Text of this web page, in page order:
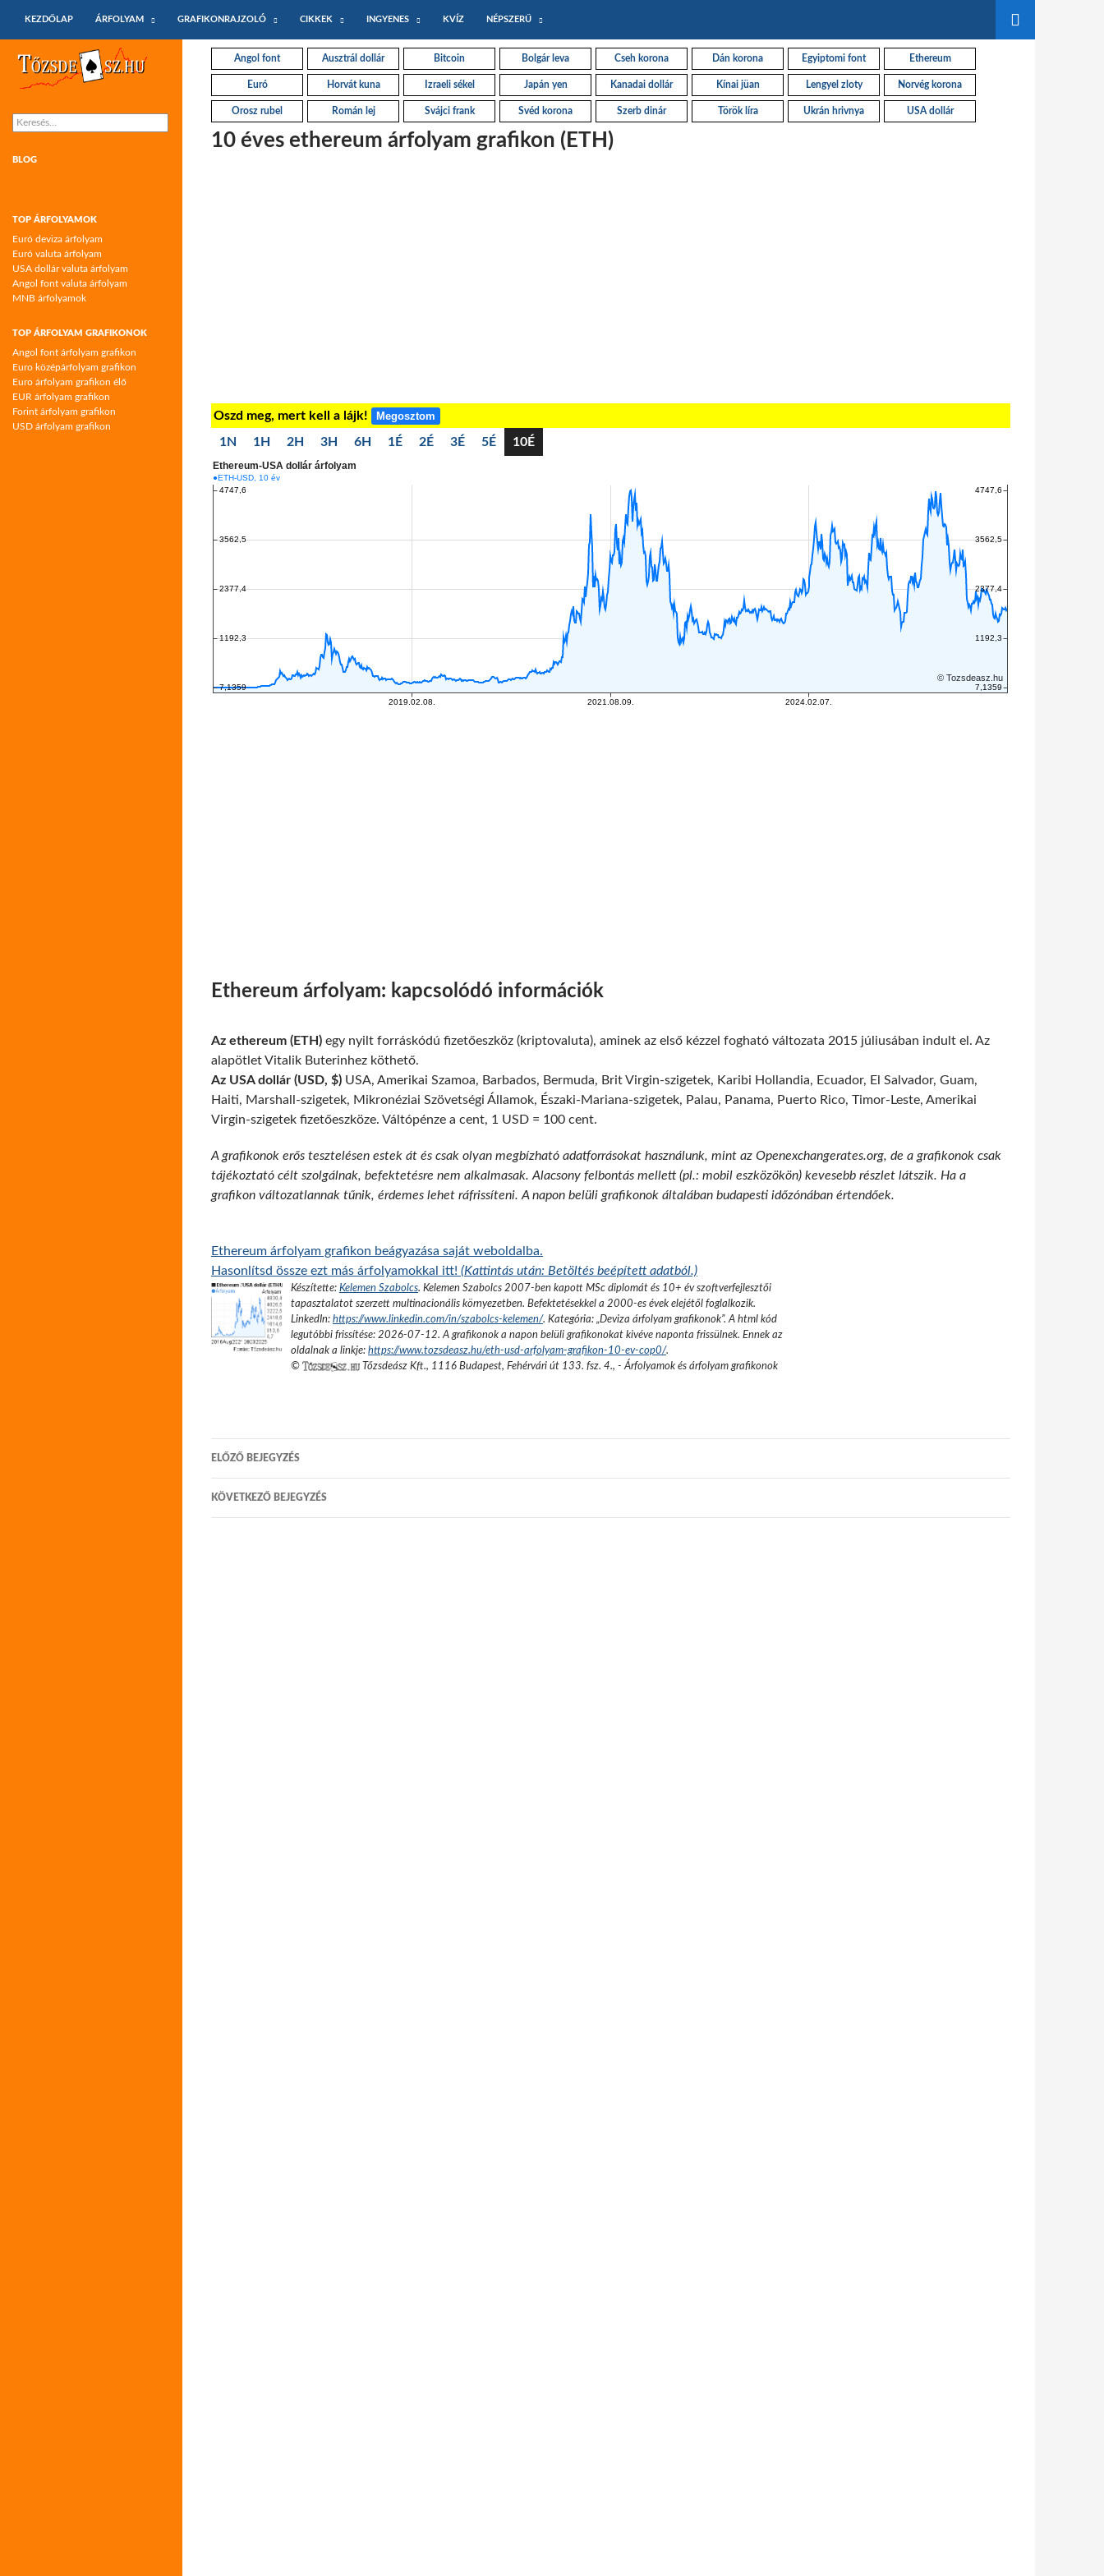
KEZDŐLAP
ÁRFOLYAM GRAFIKONRAJZOLÓ CIKKEK INGYENES KVÍZ NÉPSZERŰ
10 éves ethereum árfolyam grafikon (ETH)
Oszd meg, mert kell a lájk! Megosztom
1N 1H 2H 3H 6H 1É 2É 3É 5É 10É
Ethereum árfolyam: kapcsolódó információk
Az ethereum (ETH) egy nyilt forráskódú fizetőeszköz (kriptovaluta), aminek az első kézzel fogható változata 2015 júliusában indult el. Az
alapötlet Vitalik Buterinhez köthető.
Az USA dollár (USD, $) USA, Amerikai Szamoa, Barbados, Bermuda, Brit Virgin-szigetek, Karibi Hollandia, Ecuador, El Salvador, Guam,
Haiti, Marshall-szigetek, Mikronéziai Szövetségi Államok, Északi-Mariana-szigetek, Palau, Panama, Puerto Rico, Timor-Leste, Amerikai
Virgin-szigetek fizetőeszköze. Váltópénze a cent, 1 USD = 100 cent.
A grafikonok erős tesztelésen estek át és csak olyan megbízható adatforrásokat használunk, mint az Openexchangerates.org, de a grafikonok csak
tájékoztató célt szolgálnak, befektetésre nem alkalmasak. Alacsony felbontás mellett (pl.: mobil eszközökön) kevesebb részlet látszik. Ha a
grafikon változatlannak tűnik, érdemes lehet ráfrissíteni. A napon belüli grafikonok általában budapesti időzónában értendőek.
Ethereum árfolyam grafikon beágyazása saját weboldalba.
Hasonlítsd össze ezt más árfolyamokkal itt! (Kattintás után: Betöltés beépített adatból.)
Angol font Ausztrál dollár Bitcoin Bolgár leva Cseh korona Dán korona Egyiptomi font Ethereum
Euró Horvát kuna Izraeli sékel Japán yen Kanadai dollár Kínai jüan Lengyel zloty Norvég korona
Orosz rubel Román lej Svájci frank Svéd korona Szerb dinár Török líra Ukrán hrivnya USA dollár
Készítette: Kelemen Szabolcs. Kelemen Szabolcs 2007-ben kapott MSc diplomát és 10+ év szoftverfejlesztői
tapasztalatot szerzett multinacionális környezetben. Befektetésekkel a 2000-es évek elejétől foglalkozik.
LinkedIn: https://www.linkedin.com/in/szabolcs-kelemen/. Kategória: „Deviza árfolyam grafikonok”.A html kód
legutóbbi frissítése: 2026-07-12. A grafikonok a napon belüli grafikonokat kivéve naponta frissülnek. Ennek az
oldalnak a linkje: https://www.tozsdeasz.hu/eth-usd-arfolyam-grafikon-10-ev-cop0/.
©
Tőzsdeász Kft., 1116 Budapest, Fehérvári út 133. fsz. 4., - Árfolyamok és árfolyam grafikonok
Bejegyzés
navigáció
ELŐZŐ BEJEGYZÉS
KÖVETKEZŐ BEJEGYZÉS
Tőzsdeász.hu – árfolyamok és árfolyam
grafikonok
Keresés:
BLOG
TOP ÁRFOLYAMOK
Euró deviza árfolyam
Euró valuta árfolyam
USA dollár valuta árfolyam
Angol font valuta árfolyam
MNB árfolyamok
TOP ÁRFOLYAM GRAFIKONOK
Angol font árfolyam grafikon
Euro középárfolyam grafikon
Euro árfolyam grafikon élő
EUR árfolyam grafikon
Forint árfolyam grafikon
USD árfolyam grafikon